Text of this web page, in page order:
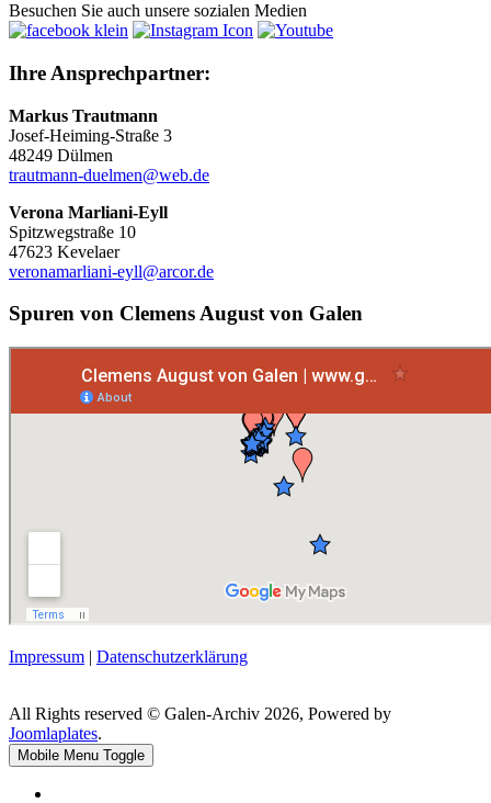
Besuchen Sie auch unsere sozialen Medien
Ihre Ansprechpartner:
Markus Trautmann
Josef-Heiming-Straße 3
48249 Dülmen
trautmann-duelmen@web.de
Verona Marliani-Eyll
Spitzwegstraße 10
47623 Kevelaer
veronamarliani-eyll@arcor.de
Spuren von Clemens August von Galen
Impressum | Datenschutzerklärung
All Rights reserved © Galen-Archiv 2026, Powered by
Joomlaplates.
Mobile Menu Toggle